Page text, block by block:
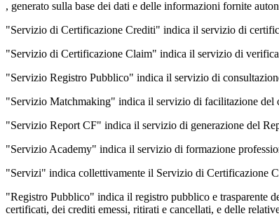
, generato sulla base dei dati e delle informazioni fornite
"Servizio di Certificazione Crediti" indica il servizio di
"Servizio di Certificazione Claim" indica il servizio di
"Servizio Registro Pubblico" indica il servizio di
"Servizio Matchmaking" indica il servizio di facilitazione
"Servizio Report CF" indica il servizio di generazione del
"Servizio Academy" indica il servizio di formazione
"Servizi" indica collettivamente il Servizio di Certificazione
"Registro Pubblico" indica il registro pubblico e trasparente
certificati, dei crediti emessi, ritirati e cancellati, e delle